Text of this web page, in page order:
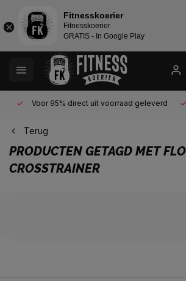
Voor 95% direct uit voorraad geleverd
Terug
PRODUCTEN GETAGD MET
CROSSTRAINER
Fitnesskoerier
Fitnesskoerier
GRATIS - In Google Play